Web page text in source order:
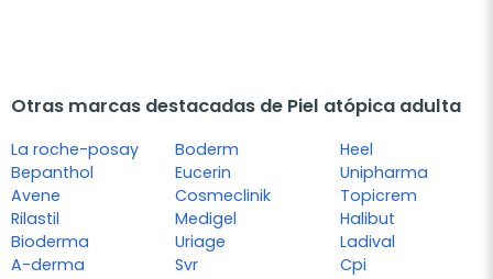
Otras marcas destacadas de Piel atópica adulta
La roche-posay
Bepanthol
Avene
Rilastil
Bioderma
A-derma
Boderm
Eucerin
Cosmeclinik
Medigel
Uriage
Svr
Heel
Unipharma
Topicrem
Halibut
Ladival
Cpi